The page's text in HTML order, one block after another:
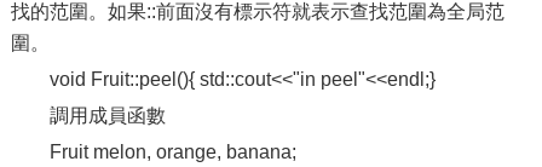
找的范圍。如果::前面沒有標示符就表示查找范圍為全局范
圍。
void Fruit::peel(){ std::cout<<"in peel"<<endl;}
調用成員函數
Fruit melon, orange, banana;